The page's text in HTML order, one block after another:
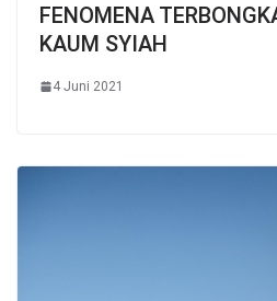
FENOMENA
KAUM SYIAH
4 Juni 2021